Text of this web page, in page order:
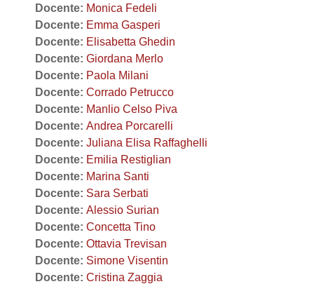
Docente: Monica Fedeli
Docente: Emma Gasperi
Docente: Elisabetta Ghedin
Docente: Giordana Merlo
Docente: Paola Milani
Docente: Corrado Petrucco
Docente: Manlio Celso Piva
Docente: Andrea Porcarelli
Docente: Juliana Elisa Raffaghelli
Docente: Emilia Restiglian
Docente: Marina Santi
Docente: Sara Serbati
Docente: Alessio Surian
Docente: Concetta Tino
Docente: Ottavia Trevisan
Docente: Simone Visentin
Docente: Cristina Zaggia